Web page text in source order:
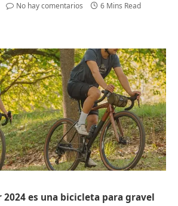
No hay comentarios 6 Mins Read
2024 es una bicicleta para gravel